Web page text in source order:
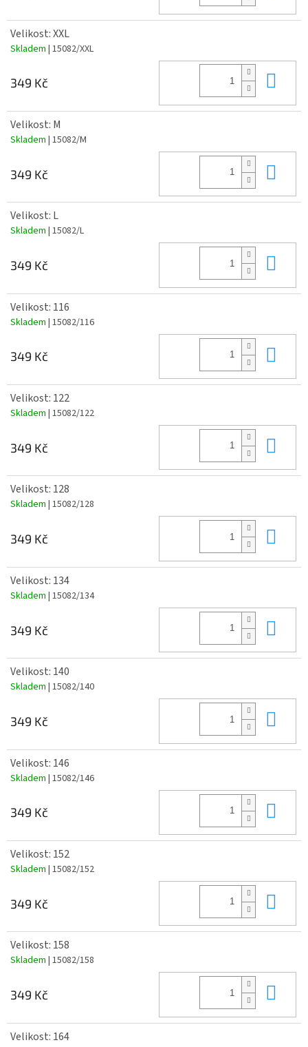
Velikost: XXL
Skladem | 15082/XXL
349 Kč
Velikost: M
Skladem | 15082/M
349 Kč
Velikost: L
Skladem | 15082/L
349 Kč
Velikost: 116
Skladem | 15082/116
349 Kč
Velikost: 122
Skladem | 15082/122
349 Kč
Velikost: 128
Skladem | 15082/128
349 Kč
Velikost: 134
Skladem | 15082/134
349 Kč
Velikost: 140
Skladem | 15082/140
349 Kč
Velikost: 146
Skladem | 15082/146
349 Kč
Velikost: 152
Skladem | 15082/152
349 Kč
Velikost: 158
Skladem | 15082/158
349 Kč
Velikost: 164